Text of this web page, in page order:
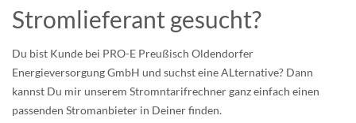
Stromlieferant gesucht?
Du bist Kunde bei PRO-E Preußisch Oldendorfer
Energieversorgung GmbH und suchst eine ALternative? Dann
kannst Du mir unserem Stromntarifrechner ganz einfach einen
passenden Stromanbieter in Deiner finden.